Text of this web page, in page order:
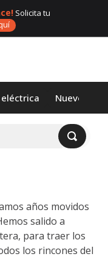
Solicita tu
Nuevos
años movidos
salido a
para traer los
los rincones del
1
daytona